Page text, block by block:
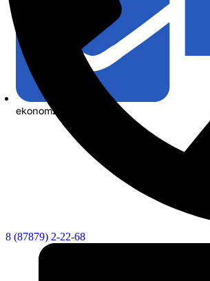
ekonom21@list.ru
8 (87879) 2-22-68